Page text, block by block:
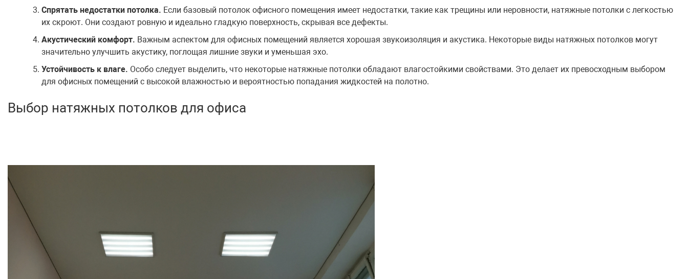
Спрятать недостатки потолка. Если базовый потолок офисного помещения имеет недостатки, такие как трещины или неровности, натяжные потолки с легкостью
их скроют. Они создают ровную и идеально гладкую поверхность, скрывая все дефекты.
Акустический комфорт. Важным аспектом для офисных помещений является хорошая звукоизоляция и акустика. Некоторые виды натяжных потолков могут
значительно улучшить акустику, поглощая лишние звуки и уменьшая эхо.
Устойчивость к влаге. Особо следует выделить, что некоторые натяжные потолки обладают влагостойкими свойствами. Это делает их превосходным выбором
для офисных помещений с высокой влажностью и вероятностью попадания жидкостей на полотно.
Выбор натяжных потолков для офиса